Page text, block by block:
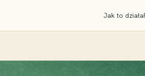
Jak to działa